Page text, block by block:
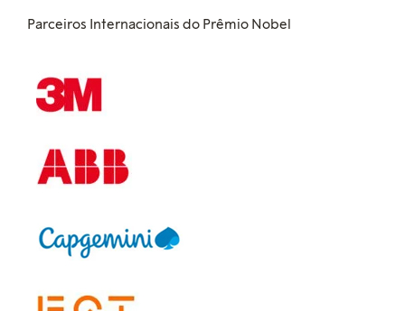
Parceiros Internacionais do Prêmio Nobel